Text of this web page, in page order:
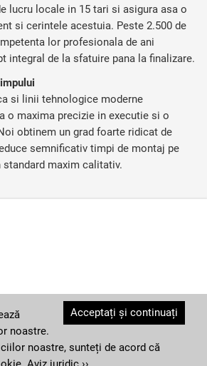
lucru locale in 15 tari si asigura asa o
si cerintele acestuia. Peste 2.500 de
lor profesionala de ani
integral de la sfatuire pana la finalizare.
si linii tehnologice moderne
o maxima precizie in executie si o
obtinem un grad foarte ridicat de
semnificativ timpi de montaj pe
maxim calitativ.
Acceptați și continuați
noastre.
noastre, sunteți de acord că